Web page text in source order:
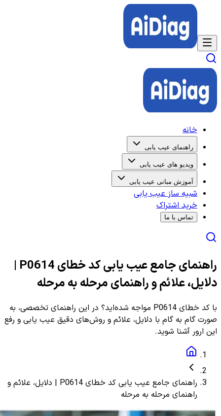
خانه
راهنمای عیب یابی
ویدیو های عیب یابی
آموزش مبانی عیب یابی
شبیه ساز عیب یابی
خرید اشتراک
تماس با ما
راهنمای جامع عیب یابی کد خطای P0614 |
دلایل، علائم و راهنمای مرحله به مرحله
با کد خطای P0614 مواجه شده‌اید؟ در این راهنمای تخصصی، به
صورت گام به گام با دلایل، علائم و روش‌های دقیق عیب یابی و رفع
این ارور آشنا شوید.
راهنمای جامع عیب یابی کد خطای P0614 | دلایل، علائم و
راهنمای مرحله به مرحله